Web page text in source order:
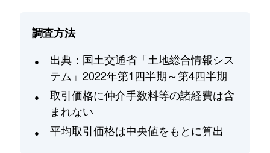
調査方法
出典：国土交通省「土地総合情報シス
テム」2022年第1四半期～第4四半期
取引価格に仲介手数料等の諸経費は含
まれない
平均取引価格は中央値をもとに算出